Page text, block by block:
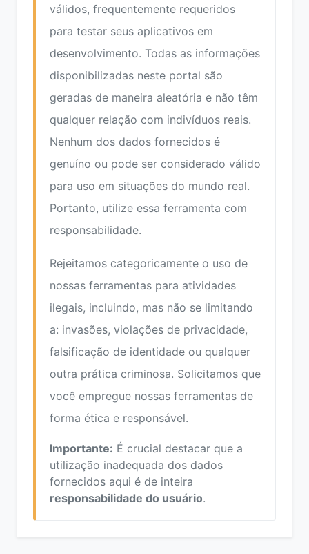
válidos, frequentemente requeridos
para testar seus aplicativos em
desenvolvimento. Todas as informações
disponibilizadas neste portal são
geradas de maneira aleatória e não têm
qualquer relação com indivíduos reais.
Nenhum dos dados fornecidos é
genuíno ou pode ser considerado válido
para uso em situações do mundo real.
Portanto, utilize essa ferramenta com
responsabilidade.
Rejeitamos categoricamente o uso de
nossas ferramentas para atividades
ilegais, incluindo, mas não se limitando
a: invasões, violações de privacidade,
falsificação de identidade ou qualquer
outra prática criminosa. Solicitamos que
você empregue nossas ferramentas de
forma ética e responsável.
Importante: É crucial destacar que a
utilização inadequada dos dados
fornecidos aqui é de inteira
responsabilidade do usuário.